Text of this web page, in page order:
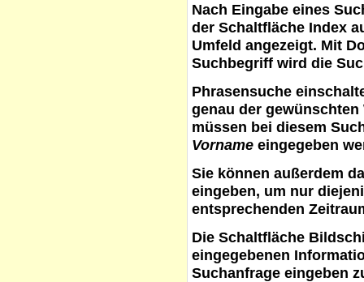
Nach Eingabe eines
der Schaltfläche Index
Umfeld angezeigt. Mit
Suchbegriff wird die
Phrasensuche
genau der
müssen bei diesem
Vorname eingegeben
Sie können außerdem
eingeben, um nur
entsprechenden
Die Schaltfläche
eingegebenen
Suchanfrage eingeben